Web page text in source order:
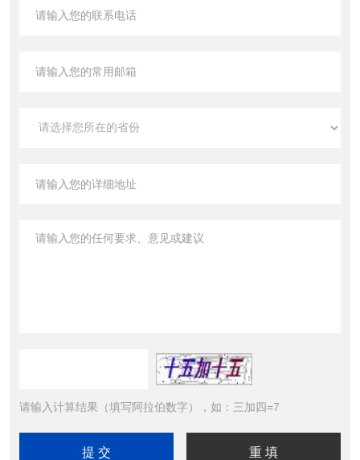
请输入计算结果（填写阿拉伯数字），如：三加四=7